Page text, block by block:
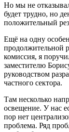
Но мы не
будет трудно, но
положительный
Ещё на одну
продолжительной
комиссия, я
заместителю
руководством
частного сектора.
Там несколько
освещение. У нас
пор нет
проблема. Ряд